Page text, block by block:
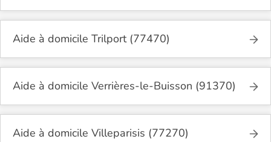
Aide à domicile Trilport (77470)
Aide à domicile Verrières-le-Buisson (91370)
Aide à domicile Villeparisis (77270)